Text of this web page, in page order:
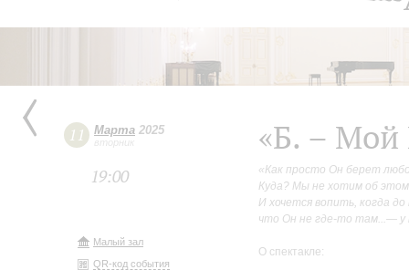
11 Марта 2025
вторник
19:00
Малый зал
QR-код события
«Б. – Мой
«Как просто Он берет
Куда? Мы не хотим об
И хочется вопить, когда
что Он не где-то там...— у
О спектакле: